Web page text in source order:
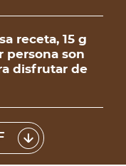
receta, 15 g
persona son
disfrutar de